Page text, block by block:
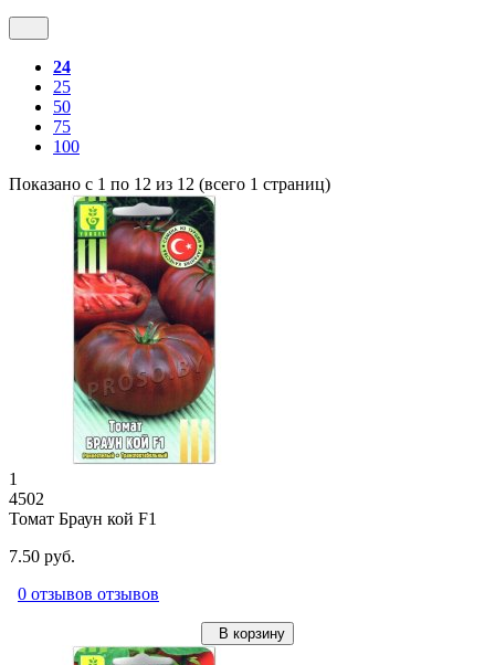
24
25
50
75
100
Показано с 1 по 12 из 12 (всего 1 страниц)
1
4502
Томат Браун кой F1
7.50 руб.
0 отзывов отзывов
В корзину